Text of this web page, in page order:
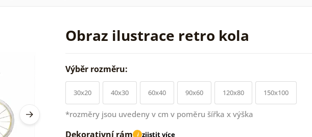
Obraz ilustrace retro kola
Výběr rozměru:
30x20 40x30 60x40 90x60 120x80 150x100
*rozměry jsou uvedeny v cm v poměru šířka x výška
Dekorativní rám i zjistit více